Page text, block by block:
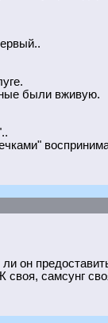
были вживую.
он
самсунг